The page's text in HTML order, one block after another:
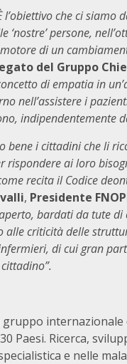
che ci siamo
persone,
di un
del Gruppo
di empatia in
nell’assistere i
indipendentemente
bene i cittadini che li
ai loro
recita il Codice
, Presidente
bardati da tute
criticità delle
di cui gran
gruppo
Paesi. Ricerca,
e nelle